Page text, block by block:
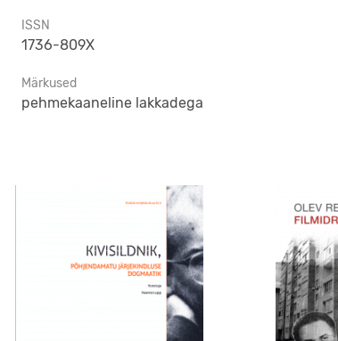
ISSN
1736-809X
Märkused
pehmekaaneline lakkadega